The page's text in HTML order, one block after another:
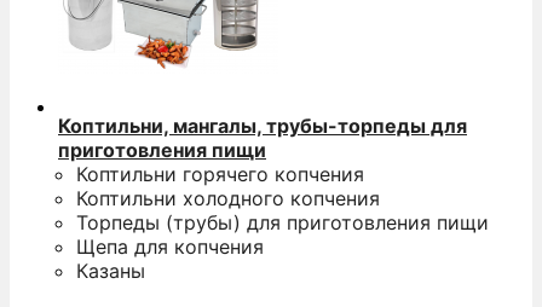
Коптильни, мангалы, трубы-торпеды для
приготовления пищи
Коптильни горячего копчения
Коптильни холодного копчения
Торпеды (трубы) для приготовления пищи
Щепа для копчения
Казаны